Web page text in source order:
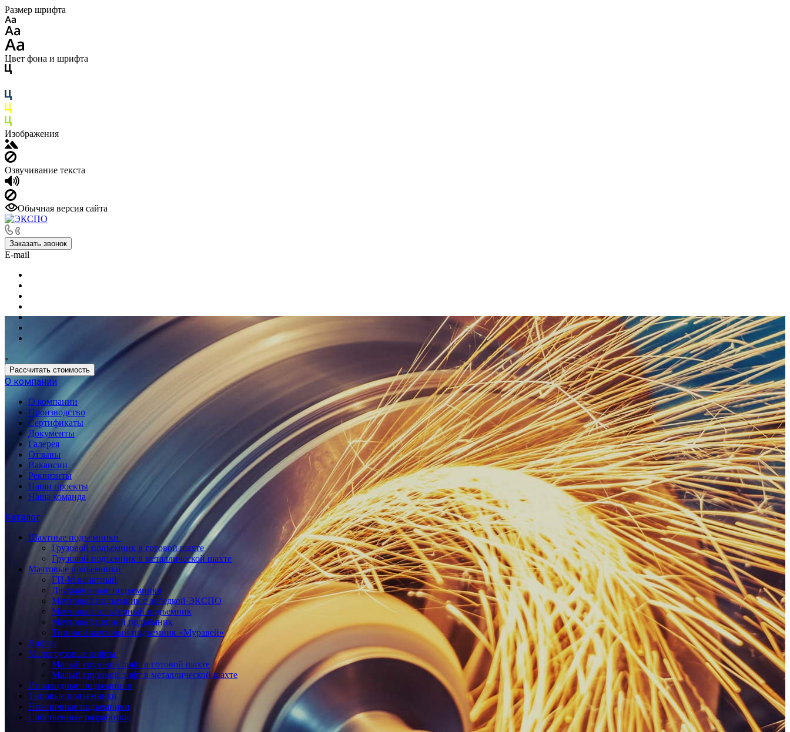
Размер шрифта
Цвет фона и шрифта
Изображения
Озвучивание текста
Обычная версия сайта
Заказать звонок
E-mail
Рассчитать стоимость
О компании
О компании
Производство
Сертификаты
Документы
Галерея
Отзывы
Вакансии
Реквизиты
Наши проекты
Наша команда
Каталог
Шахтные подъемники
Грузовой подъемник в готовой шахте
Грузовой подъемник в металлической шахте
Мачтовые подъемники
ГП-М канатный
Двухмачтовые подъемники
Мачтовый подъемник с лебедкой ЭКСПО
Мачтовый тельферный подъемник
Мачтовый цепной подъёмник
Типовой мачтовый подъемник «Муравей»
Лифты
Малогрузовые лифты
Малый грузовой лифт в готовой шахте
Малый грузовой лифт в металлической шахте
Инвалидные подъемники
Типовые подъемники
Ножничные подъемники
Собственные разработки